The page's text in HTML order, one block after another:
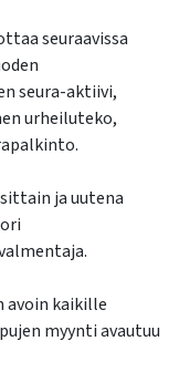
seuraavissa
seura-aktiivi,
urheiluteko,
ja uutena
avoin kaikille
myynti avautuu